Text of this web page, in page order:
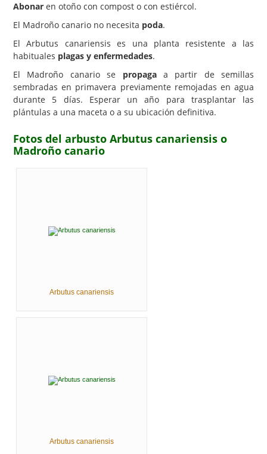
Abonar en otoño con compost o con estiércol.
El Madroño canario no necesita poda.
El Arbutus canariensis es una planta resistente a las
habituales plagas y enfermedades.
El Madroño canario se propagaa partir de semillas
sembradas en primavera previamente remojadas en agua
durante 5 días. Esperar un año para trasplantar las
plántulas a una maceta o a su ubicación definitiva.
Fotos del arbusto Arbutus canariensis o
Madroño canario
Arbutus canariensis
Arbutus canariensis